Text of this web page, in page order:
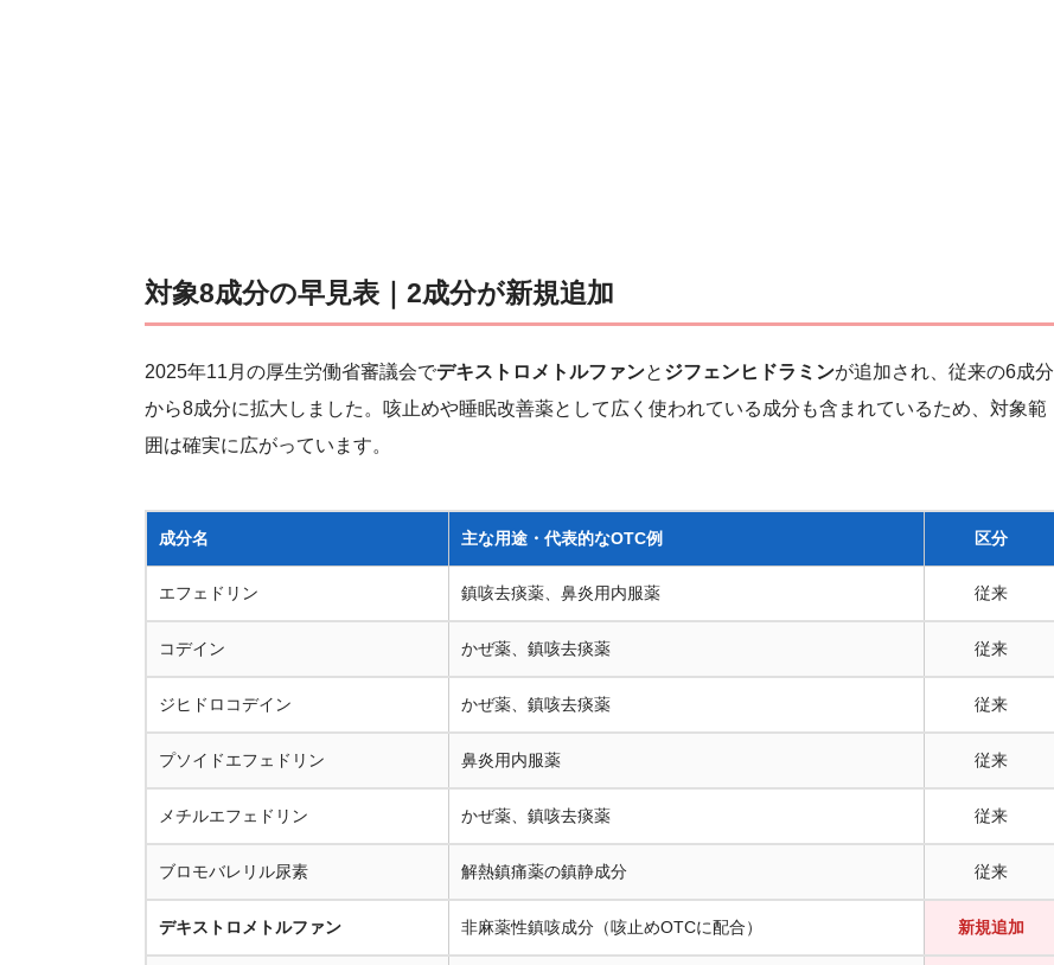
対象8成分の早見表｜2成分が新規追加
2025年11月の厚生労働省審議会でデキストロメトルファンと ジフェンヒドラミンが追加され、従来の6成分
から8成分に拡大しました。咳止めや睡眠改善薬として広く使われている成分も含まれているため、対象範
囲は確実に広がっています。
成分名 主な用途・代表的なOTC例 区分
エフェドリン 鎮咳去痰薬、鼻炎用内服薬 従来
コデイン かぜ薬、鎮咳去痰薬 従来
ジヒドロコデイン かぜ薬、鎮咳去痰薬 従来
プソイドエフェドリン 鼻炎用内服薬 従来
メチルエフェドリン かぜ薬、鎮咳去痰薬 従来
ブロモバレリル尿素 解熱鎮痛薬の鎮静成分 従来
デキストロメトルファン 非麻薬性鎮咳成分（咳止めOTCに配合） 新規追加